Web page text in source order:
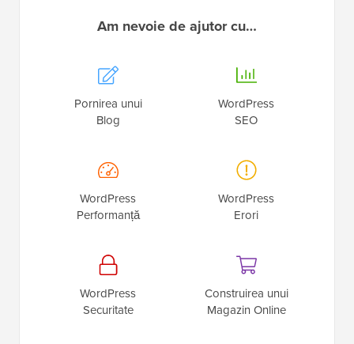
Am nevoie de ajutor cu…
Pornirea unui
Blog
WordPress
SEO
WordPress
Performanță
WordPress
Erori
WordPress
Securitate
Construirea unui
Magazin Online